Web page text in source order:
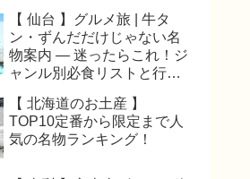
【 仙台 】グルメ旅 | 牛タ
ン・ずんだだけじゃない名
物案内 — 迷ったらこれ！ジ
ャンル別必食リストと行き
【 北海道のお土産 】
TOP10定番から限定まで人
気の名物ランキング！